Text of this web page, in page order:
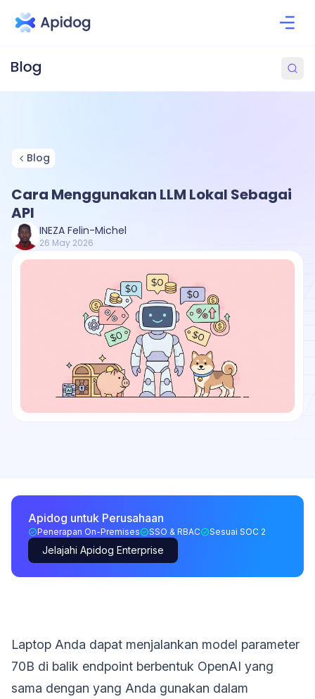
Blog
Cara Menggunakan LLM Lokal Sebagai
API
INEZA Felin-Michel
26 May 2026
Apidog untuk Perusahaan
Penerapan On-Premises SSO & RBAC Sesuai SOC 2
Jelajahi Apidog Enterprise
Laptop Anda dapat menjalankan model parameter
70B di balik endpoint berbentuk OpenAI yang
sama dengan yang Anda gunakan dalam